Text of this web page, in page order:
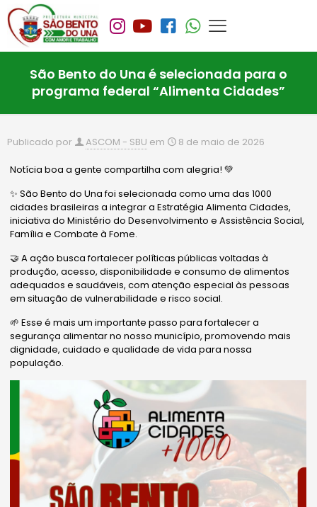
São Bento do Una é selecionada para o
programa federal “Alimenta Cidades”
Publicado por ASCOM - SBU em 8 de maio de 2026
Notícia boa a gente compartilha com alegria! 💚
✨ São Bento do Una foi selecionada como uma das 1000
cidades brasileiras a integrar a Estratégia Alimenta Cidades,
iniciativa do Ministério do Desenvolvimento e Assistência Social,
Família e Combate à Fome.
🤝 A ação busca fortalecer políticas públicas voltadas à
produção, acesso, disponibilidade e consumo de alimentos
adequados e saudáveis, com atenção especial às pessoas
em situação de vulnerabilidade e risco social.
🌱 Esse é mais um importante passo para fortalecer a
segurança alimentar no nosso município, promovendo mais
dignidade, cuidado e qualidade de vida para nossa
população.